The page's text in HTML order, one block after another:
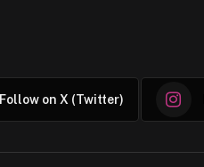
Follow on X (Twitter)